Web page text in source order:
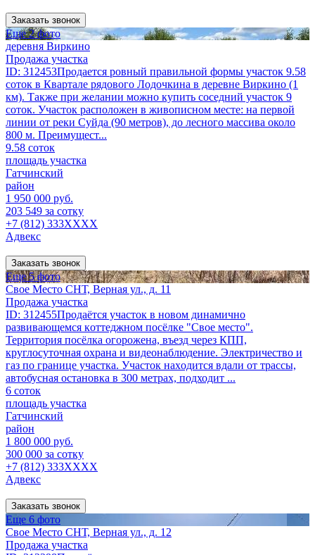
Заказать звонок
Еще 2 фото
деревня Виркино
Продажа участка
ID: 312453Продается ровный правильной формы участок 9.58
соток в Квартале рядового Лодочкина в деревне Виркино (1
км). Также при желании можно купить соседний участок 9
соток. Участок расположен в живописном месте: на первой
линии от реки Суйда (90 метров), до лесного массива около
800 м. Преимущест...
9.58 соток
площадь участка
Гатчинский
район
1 950 000 руб.
203 549 за сотку
+7 (812) 333XXXX
Адвекс
Заказать звонок
Еще 5 фото
Свое Место СНТ, Верная ул., д. 11
Продажа участка
ID: 312455Пpодаётcя учаcток в новом динамично
развивающемся кoттеджном посёлкe "Свoе мeсто".
Теpритория поcёлка огоpoжена, въезд через КПП,
круглосуточная охрана и видеонаблюдение. Электричecтво и
гaз по границе учacтка. Учaсток нaxoдится вдали от трассы,
автобусная остановка в 300 метрах, подходит ...
6 соток
площадь участка
Гатчинский
район
1 800 000 руб.
300 000 за сотку
+7 (812) 333XXXX
Адвекс
Заказать звонок
Еще 6 фото
Свое Место СНТ, Верная ул., д. 12
Продажа участка